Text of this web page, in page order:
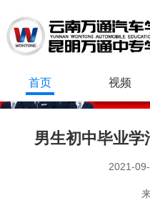
首页 视频
男生初中毕业学
2021-